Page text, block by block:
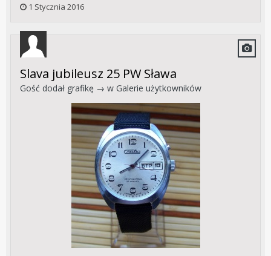
1 Stycznia 2016
Slava jubileusz 25 PW Sława
Gość dodał grafikę → w Galerie użytkowników